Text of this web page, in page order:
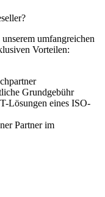
umfangreichen
Vorteilen:
Grundgebühr
Lösungen eines ISO-
Partner im